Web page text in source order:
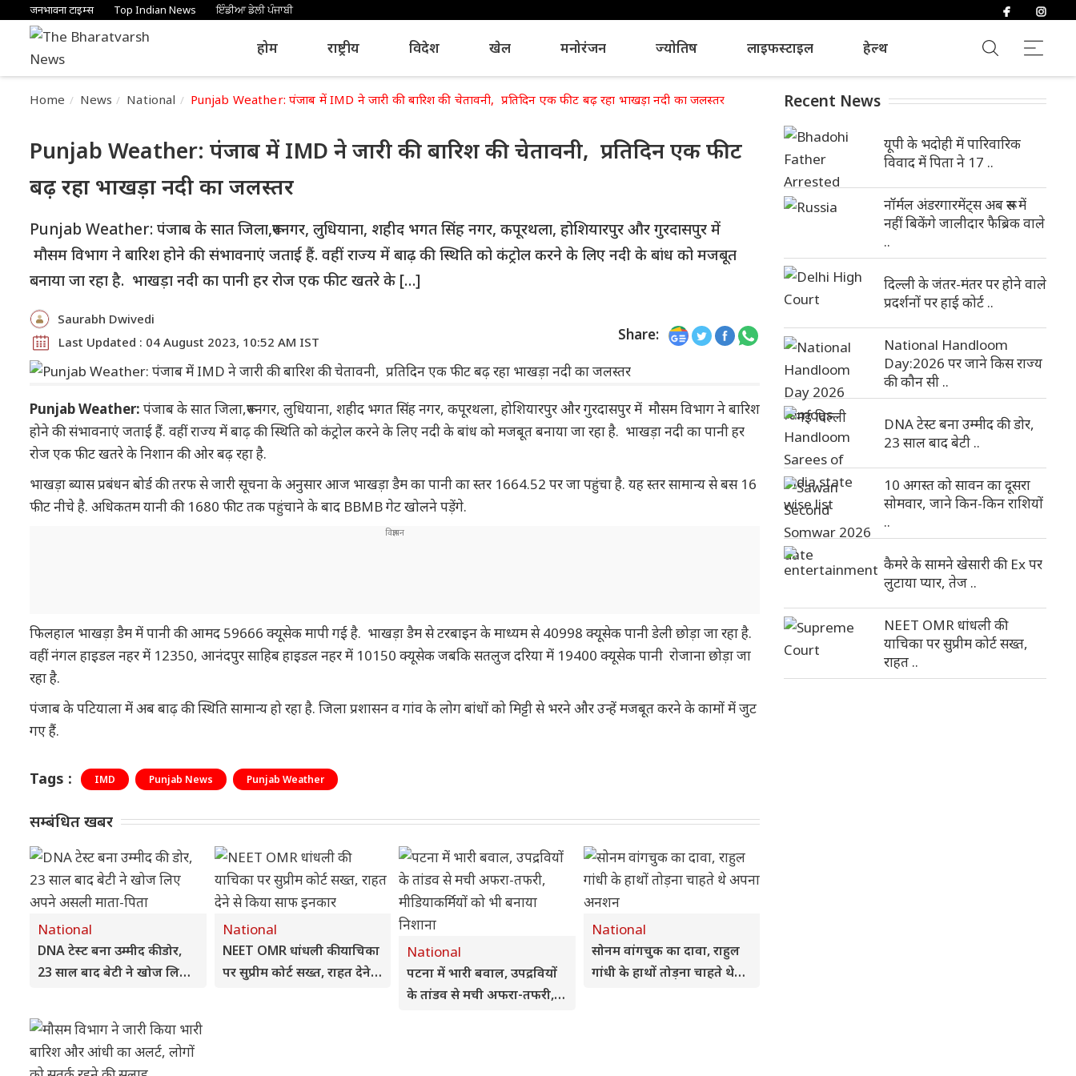
जनभावना टाइम्स Top Indian News ਇੰਡੀਆ ਡੇਲੀ ਪੰਜਾਬੀ
होम राष्ट्रीय विदेश खेल मनोरंजन ज्योतिष लाइफस्टाइल हेल्थ
Home News National Punjab Weather: पंजाब में IMD ने जारी की बारिश की चेतावनी, प्रतिदिन एक फीट बढ़ रहा भाखड़ा नदी का जलस्तर
Punjab Weather: पंजाब में IMD ने जारी की बारिश की चेतावनी, प्रतिदिन एक फीट
बढ़ रहा भाखड़ा नदी का जलस्तर
Punjab Weather: पंजाब के सात जिला,रूपनगर, लुधियाना, शहीद भगत सिंह नगर, कपूरथला, होशियारपुर और गुरदासपुर में
मौसम विभाग ने बारिश होने की संभावनाएं जताई हैं. वहीं राज्य में बाढ़ की स्थिति को कंट्रोल करने के लिए नदी के बांध को मजबूत
बनाया जा रहा है. भाखड़ा नदी का पानी हर रोज एक फीट खतरे के […]
Saurabh Dwivedi
Last Updated : 04 August 2023, 10:52 AM IST
Share:
Punjab Weather: पंजाब के सात जिला,रूपनगर, लुधियाना, शहीद भगत सिंह नगर, कपूरथला, होशियारपुर और गुरदासपुर में मौसम विभाग ने बारिश
होने की संभावनाएं जताई हैं. वहीं राज्य में बाढ़ की स्थिति को कंट्रोल करने के लिए नदी के बांध को मजबूत बनाया जा रहा है. भाखड़ा नदी का पानी हर
रोज एक फीट खतरे के निशान की ओर बढ़ रहा है.
भाखड़ा ब्यास प्रबंधन बोर्ड की तरफ से जारी सूचना के अनुसार आज भाखड़ा डैम का पानी का स्तर 1664.52 पर जा पहुंचा है. यह स्तर सामान्य से बस 16
फीट नीचे है. अधिकतम यानी की 1680 फीट तक पहुंचाने के बाद BBMB गेट खोलने पड़ेंगे.
फिलहाल भाखड़ा डैम में पानी की आमद 59666 क्यूसेक मापी गई है. भाखड़ा डैम से टरबाइन के माध्यम से 40998 क्यूसेक पानी डेली छोड़ा जा रहा है.
वहीं नंगल हाइडल नहर में 12350, आनंदपुर साहिब हाइडल नहर में 10150 क्यूसेक जबकि सतलुज दरिया में 19400 क्यूसेक पानी रोजाना छोड़ा जा
रहा है.
पंजाब के पटियाला में अब बाढ़ की स्थिति सामान्य हो रहा है. जिला प्रशासन व गांव के लोग बांधों को मिट्टी से भरने और उन्हें मजबूत करने के कामों में जुट
गए हैं.
Tags : IMD Punjab News Punjab Weather
सम्बंधित खबर
National
DNA टेस्ट बना उम्मीद की डोर,
23 साल बाद बेटी ने खोज लिए
National
NEET OMR धांधली की याचिका
पर सुप्रीम कोर्ट सख्त, राहत देने से
National
पटना में भारी बवाल, उपद्रवियों
के तांडव से मची अफरा-तफरी,
National
सोनम वांगचुक का दावा, राहुल
गांधी के हाथों तोड़ना चाहते थे
Recent News
यूपी के भदोही में पारिवारिक
विवाद में पिता ने 17 ..
नॉर्मल अंडरगारमेंट्स अब रूस में
नहीं बिकेंगे जालीदार फैब्रिक वाले
..
दिल्ली के जंतर-मंतर पर होने वाले
प्रदर्शनों पर हाई कोर्ट ..
National Handloom
Day:2026 पर जाने किस राज्य
की कौन सी ..
DNA टेस्ट बना उम्मीद की डोर,
23 साल बाद बेटी ..
10 अगस्त को सावन का दूसरा
सोमवार, जाने किन-किन राशियों
..
कैमरे के सामने खेसारी की Ex पर
लुटाया प्यार, तेज ..
NEET OMR धांधली की
याचिका पर सुप्रीम कोर्ट सख्त,
राहत ..